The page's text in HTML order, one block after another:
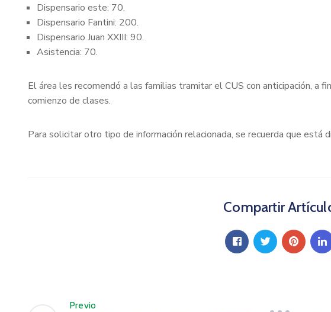
Dispensario este: 70.
Dispensario Fantini: 200.
Dispensario Juan XXIII: 90.
Asistencia: 70.
El área les recomendó a las familias tramitar el CUS con anticipación, a
comienzo de clases.
Para solicitar otro tipo de información relacionada, se recuerda que
Compartir
Previo